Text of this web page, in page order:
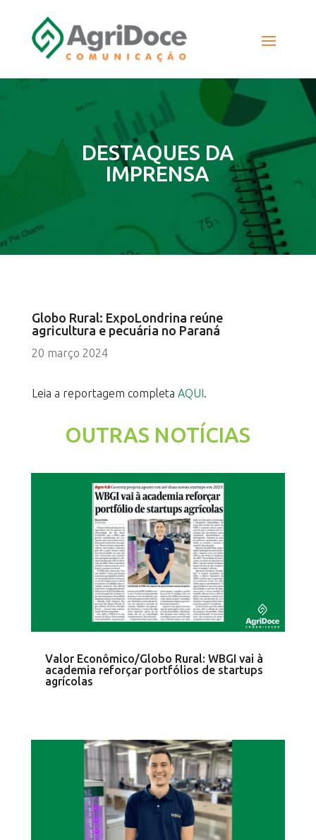
DESTAQUES DA
IMPRENSA
Globo Rural: ExpoLondrina reúne
agricultura e pecuária no Paraná
20 março 2024
Leia a reportagem completa AQUI.
OUTRAS NOTÍCIAS
Valor Econômico/Globo Rural: WBGI vai à
academia reforçar portfólios de startups
agrícolas